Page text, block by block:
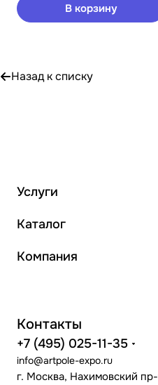
В корзину
Назад к списку
Услуги
Каталог
Компания
Контакты
+7 (495) 025-11-35
info@artpole-expo.ru
г. Москва, Нахимовский